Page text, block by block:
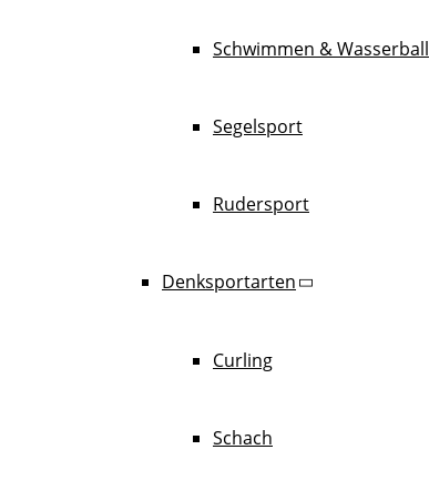
Schwimmen & Wasserball
Segelsport
Rudersport
Denksportarten
Curling
Schach